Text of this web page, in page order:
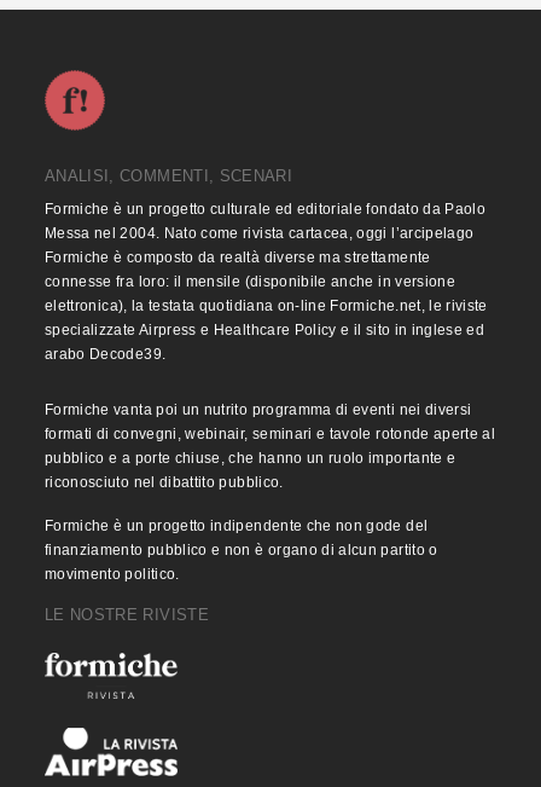
ANALISI, COMMENTI, SCENARI
Formiche è un progetto culturale ed editoriale fondato da Paolo
Messa nel 2004. Nato come rivista cartacea, oggi l’arcipelago
Formiche è composto da realtà diverse ma strettamente
connesse fra loro: il mensile (disponibile anche in versione
elettronica), la testata quotidiana on-line Formiche.net, le riviste
specializzate Airpress e Healthcare Policy e il sito in inglese ed
arabo Decode39.
Formiche vanta poi un nutrito programma di eventi nei diversi
formati di convegni, webinair, seminari e tavole rotonde aperte al
pubblico e a porte chiuse, che hanno un ruolo importante e
riconosciuto nel dibattito pubblico.
Formiche è un progetto indipendente che non gode del
finanziamento pubblico e non è organo di alcun partito o
movimento politico.
LE NOSTRE RIVISTE